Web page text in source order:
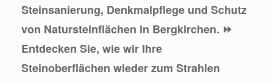
Steinsanierung, Denkmalpflege und Schutz
von Natursteinflächen in Bergkirchen. ⏩
Entdecken Sie, wie wir Ihre
Steinoberflächen wieder zum Strahlen